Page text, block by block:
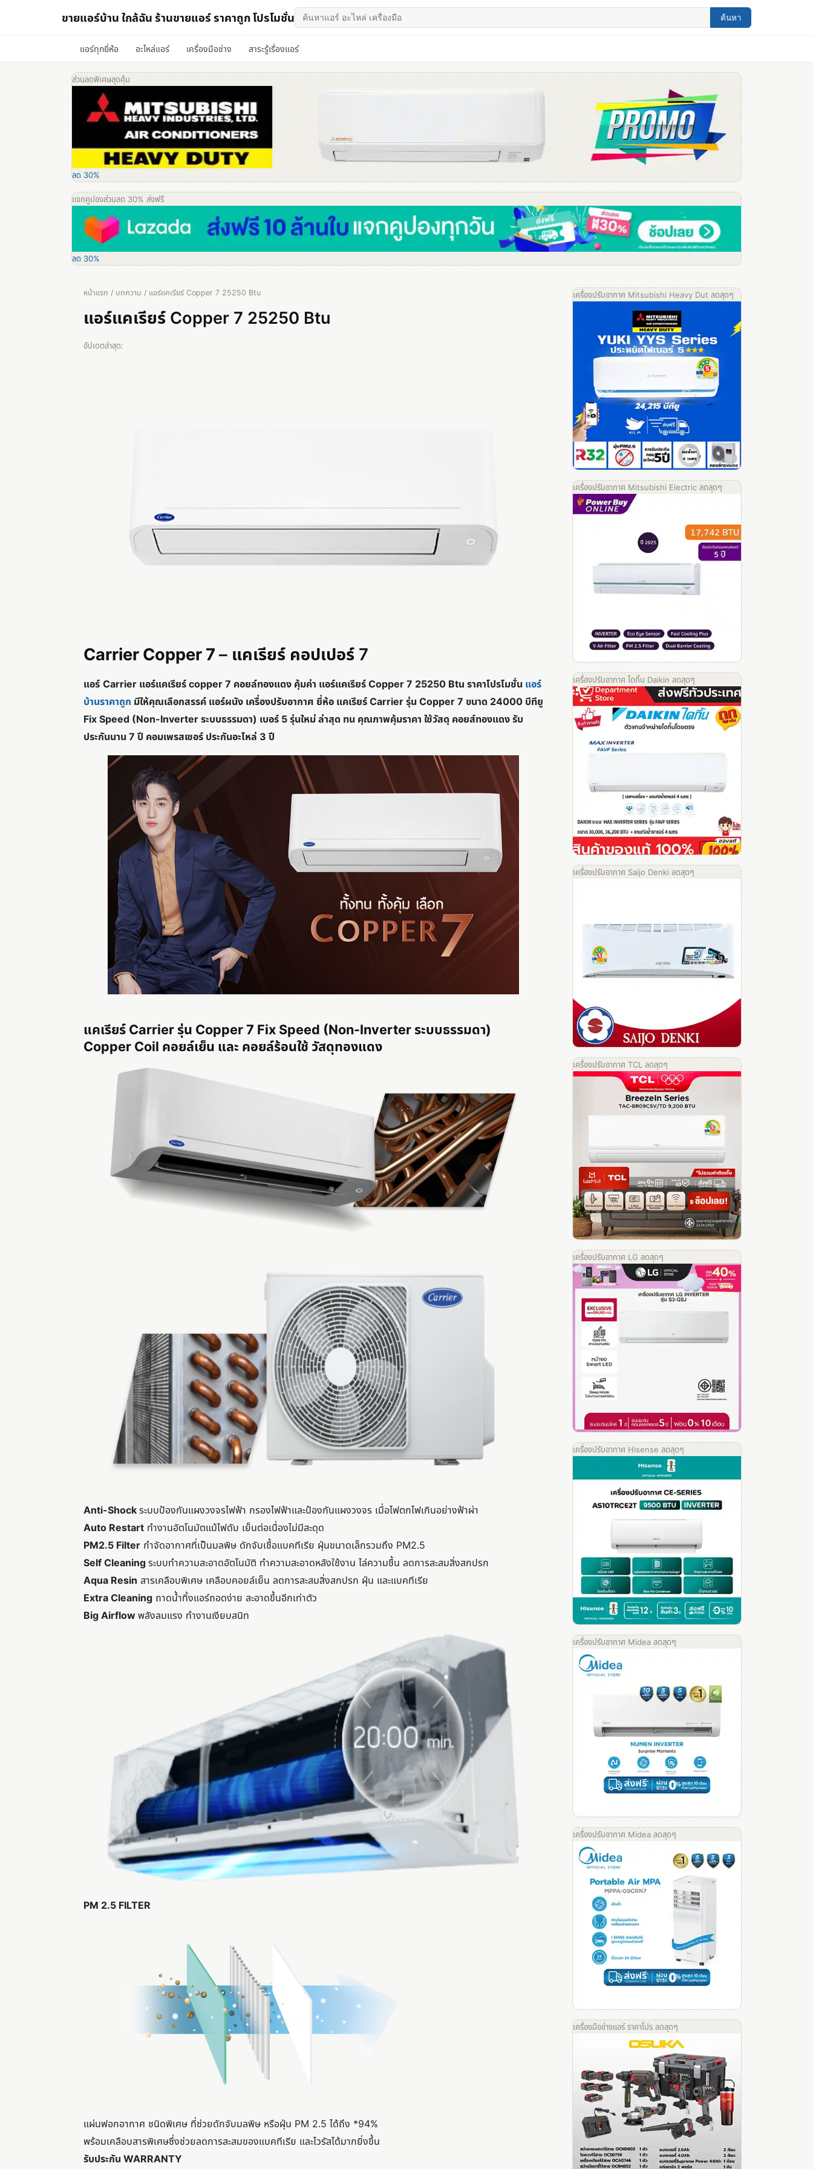
ขายแอร์บ้าน ใกล้ฉัน ร้านขายแอร์ ราคาถูก โปรโมชั่น ค้นหา
แอร์ทุกยี่ห้อ อะไหล่แอร์ เครื่องมือช่าง สาระรู้เรื่องแอร์
ส่วนลดพิเศษสุดคุ้ม
ลด 30%
แจกคูปองส่วนลด 30% ส่งฟรี
ลด 30%
หน้าแรก / บทความ / แอร์แคเรียร์ Copper 7 25250 Btu
แอร์แคเรียร์ Copper 7 25250 Btu
อัปเดตล่าสุด:
Carrier Copper 7 – แคเรียร์ คอปเปอร์ 7
แอร์ Carrier แอร์แคเรียร์ copper 7 คอยล์ทองแดง คุ้มค่า แอร์แคเรียร์ Copper 7 25250 Btu ราคาโปรโมชั่น แอร์
บ้านราคาถูก มีให้คุณเลือกสรรค์ แอร์ผนัง เครื่องปรับอากาศ ยี่ห้อ แคเรียร์ Carrier รุ่น Copper 7 ขนาด 24000 บีทียู
Fix Speed (Non-Inverter ระบบธรรมดา) เบอร์ 5 รุ่นใหม่ ล่าสุด ทน คุณภาพคุ้มราคา ใช้วัสดุ คอยส์ทองแดง รับ
ประกันนาน 7 ปี คอมเพรสเซอร์ ประกันอะไหล่ 3 ปี
แคเรียร์ Carrier รุ่น Copper 7 Fix Speed (Non-Inverter ระบบธรรมดา)
Copper Coil คอยล์เย็น และ คอยล์ร้อนใช้ วัสดุทองแดง
Anti-Shock ระบบป้องกันแผงวงจรไฟฟ้า กรองไฟฟ้าและป้องกันแผงวงจร เมื่อไฟตกไฟเกินอย่างฟ้าผ่า
Auto Restart ทำงานอัตโนมัตแม้ไฟดับ เย็นต่อเนื่องไม่มีสะดุด
PM2.5 Filter กำจัดอากาศที่เป็นมลพิษ ดักจับเชื้อแบคทีเรีย ฝุ่นขนาดเล็กรวมถึง PM2.5
Self Cleaning ระบบทำความสะอาดอัตโนมัติ ทำความสะอาดหลังใช้งาน ไล่ความชื้น ลดการสะสมสิ่งสกปรก
Aqua Resin สารเคลือบพิเศษ เคลือบคอยล์เย็น ลดการสะสมสิ่งสกปรก ฝุ่น และแบคทีเรีย
Extra Cleaning ถาดน้ำทิ้งแอร์ถอดง่าย สะอาดขึ้นอีกเท่าตัว
Big Airflow พลังลมแรง ทำงานเงียบสนิท
PM 2.5 FILTER
แผ่นฟอกอากาศ ชนิดพิเศษ ที่ช่วยดักจับมลพิษ หรือฝุ่น PM 2.5 ได้ถึง *94%
พร้อมเคลือบสารพิเศษซึ่งช่วยลดการสะสมของแบคทีเรีย และไวรัสได้มากยิ่งขึ้น
รับประกัน WARRANTY
เครื่องปรับอากาศ Mitsubishi Heavy Dut ลดสุดๆ
เครื่องปรับอากาศ Mitsubishi Electric ลดสุดๆ
เครื่องปรับอากาศ ไดกิ้น Daikin ลดสุดๆ
เครื่องปรับอากาศ Saijo Denki ลดสุดๆ
เครื่องปรับอากาศ TCL ลดสุดๆ
เครื่องปรับอากาศ LG ลดสุดๆ
เครื่องปรับอากาศ Hisense ลดสุดๆ
เครื่องปรับอากาศ Midea ลดสุดๆ
เครื่องปรับอากาศ Midea ลดสุดๆ
เครื่องมือช่างแอร์ ราคาโปร ลดสุดๆ